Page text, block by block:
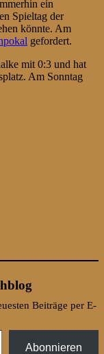
ein
Spieltag der
könnte. Am
gefordert.
mit 0:3 und hat
Am Sonntag
Beiträge per E-
Abonnieren